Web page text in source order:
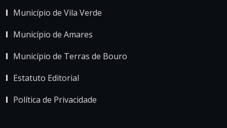
Município de Vila Verde
Município de Amares
Município de Terras de Bouro
Estatuto Editorial
Política de Privacidade